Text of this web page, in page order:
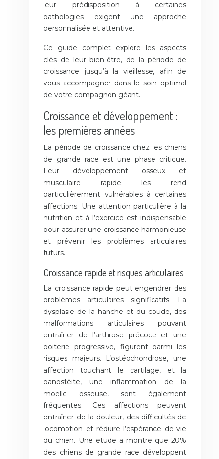
leur prédisposition à certaines
pathologies exigent une approche
personnalisée et attentive.
Ce guide complet explore les aspects
clés de leur bien-être, de la période de
croissance jusqu’à la vieillesse, afin de
vous accompagner dans le soin optimal
de votre compagnon géant.
Croissance et développement :
les premières années
La période de croissance chez les chiens
de grande race est une phase critique.
Leur développement osseux et
musculaire rapide les rend
particulièrement vulnérables à certaines
affections. Une attention particulière à la
nutrition et à l’exercice est indispensable
pour assurer une croissance harmonieuse
et prévenir les problèmes articulaires
futurs.
Croissance rapide et risques articulaires
La croissance rapide peut engendrer des
problèmes articulaires significatifs. La
dysplasie de la hanche et du coude, des
malformations articulaires pouvant
entraîner de l’arthrose précoce et une
boiterie progressive, figurent parmi les
risques majeurs. L’ostéochondrose, une
affection touchant le cartilage, et la
panostéite, une inflammation de la
moelle osseuse, sont également
fréquentes. Ces affections peuvent
entraîner de la douleur, des difficultés de
locomotion et réduire l’espérance de vie
du chien. Une étude a montré que 20%
des chiens de grande race développent